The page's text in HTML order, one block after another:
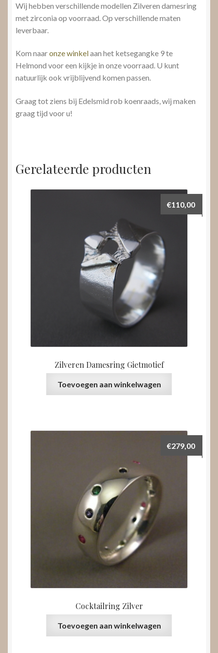
Wij hebben verschillende modellen Zilveren damesring
met zirconia op voorraad. Op verschillende maten
leverbaar.
Kom naaronze winkelaan het ketsegangke 9 te
Helmond voor een kijkje in onze voorraad. U kunt
natuurlijk ook vrijblijvend komen passen.
Graag tot ziens bij Edelsmid rob koenraads, wij maken
graag tijd voor u!
Gerelateerde producten
Zilveren Damesring Gietmotief
€110,00
Toevoegen aan winkelwagen
Cocktailring Zilver
€279,00
Toevoegen aan winkelwagen